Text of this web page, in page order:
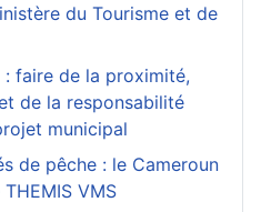
du Tourisme et de
faire de la proximité,
de la responsabilité
municipal
de pêche : le Cameroun
VMS